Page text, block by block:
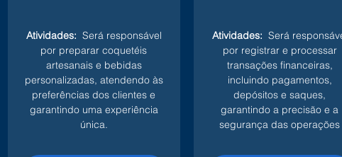
Atividades: Será responsável
por preparar coquetéis
artesanais e bebidas
personalizadas, atendendo às
preferências dos clientes e
garantindo uma experiência
única.
Atividades: Será
por registrar e processar
transações financeiras,
incluindo pagamentos,
depósitos e saques,
garantindo a precisão e a
segurança das operações